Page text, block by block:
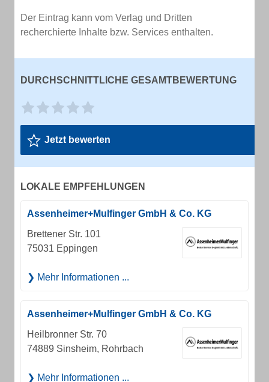
Der Eintrag kann vom Verlag und Dritten
recherchierte Inhalte bzw. Services enthalten.
DURCHSCHNITTLICHE GESAMTBEWERTUNG
Jetzt bewerten
LOKALE EMPFEHLUNGEN
Assenheimer+Mulfinger GmbH & Co. KG
Brettener Str. 101
75031 Eppingen
Mehr Informationen ...
Assenheimer+Mulfinger GmbH & Co. KG
Heilbronner Str. 70
74889 Sinsheim, Rohrbach
Mehr Informationen ...